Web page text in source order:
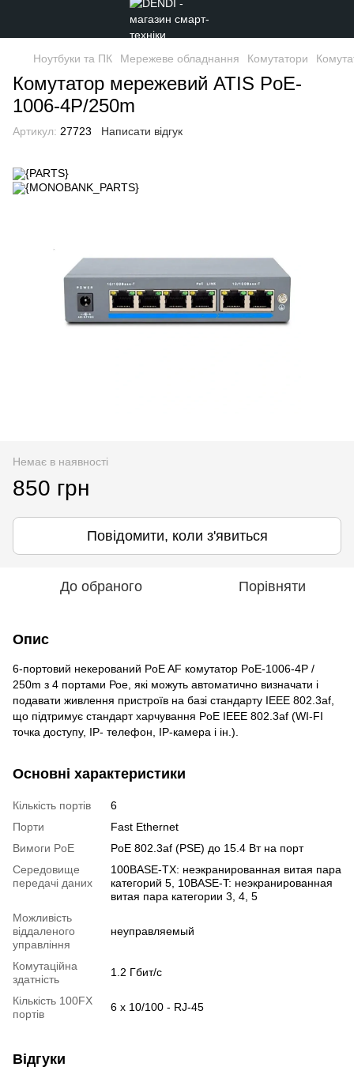
Ноутбуки та ПК Мережеве обладнання Комутатори
Комутатор мережевий ATIS PoE-
1006-4P/250m
Артикул: 27723 Написати відгук
Немає в наявності
850 грн
Повідомити, коли з'явиться
До обраного Порівняти
Опис
6-портовий некерований PoE AF комутатор PoE-1006-4P /
250m з 4 портами Рое, які можуть автоматично визначати і
подавати живлення пристроїв на базі стандарту IEEE 802.3af,
що підтримує стандарт харчування PoE IEEE 802.3af (WI-FI
точка доступу, IP- телефон, IP-камера і ін.).
Основні характеристики
Кількість портів
6
Порти
Fast Ethernet
Вимоги PoE
PoE 802.3af (PSE) до 15.4 Вт на порт
Середовище
передачі даних
100BASE-TX: неэкранированная витая пара
категорий 5, 10BASE-T: неэкранированная
витая пара категории 3, 4, 5
Можливість
віддаленого
управління
неуправляемый
Комутаційна
здатність
1.2 Гбит/с
Кількість 100FX
портів
6 х 10/100 - RJ-45
Відгуки